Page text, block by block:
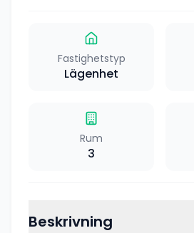
Fastighetstyp
Lägenhet
Rum
3
Beskrivning